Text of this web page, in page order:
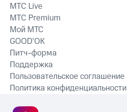
MTС Live
MTС Premium
Мой МТС
GOOD’OK
Питч-форма
Поддержка
Пользовательское соглашение
Политика конфиденциальности